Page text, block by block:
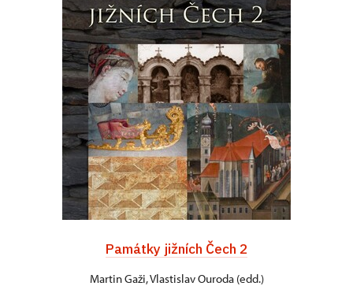
Památky jižních Čech 2
Martin Gaži, Vlastislav Ouroda (edd.)